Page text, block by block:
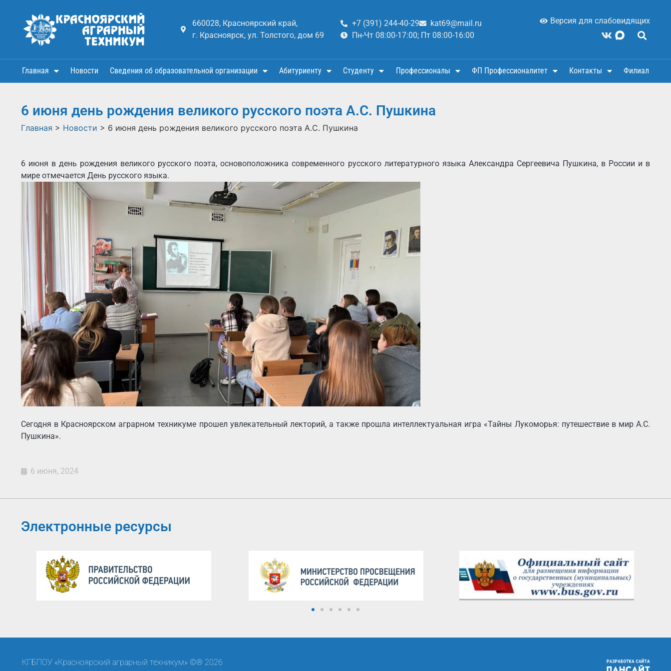
660028, Красноярский край,
г. Красноярск, ул. Толстого, дом 69
+7 (391) 244-40-29
kat69@mail.ru
Пн-Чт 08:00-17:00; Пт 08:00-16:00
Версия для слабовидящих
Главная Новости Сведения об образовательной организации Абитуриенту Студенту Профессионалы ФП Профессионалитет Контакты Филиал
6 июня день рождения великого русского поэта А.С. Пушкина
Главная > Новости > 6 июня день рождения великого русского поэта А.С. Пушкина
6 июня в день рождения великого русского поэта, основоположника современного русского литературного языка Александра Сергеевича Пушкина, в России и в
мире отмечается День русского языка.
Сегодня в Красноярском аграрном техникуме прошел увлекательный лекторий, а также прошла интеллектуальная игра «Тайны Лукоморья: путешествие в мир А.С.
Пушкина».
6 июня, 2024
Электронные ресурсы
КГБПОУ «Красноярский аграрный техникум» ©® 2026